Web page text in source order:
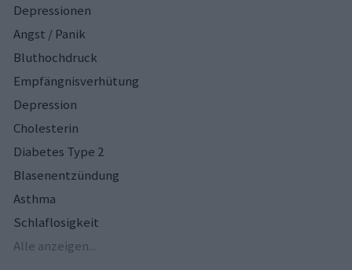
Depressionen
Angst / Panik
Bluthochdruck
Empfängnisverhütung
Depression
Cholesterin
Diabetes Type 2
Blasenentzündung
Asthma
Schlaflosigkeit
Alle anzeigen...